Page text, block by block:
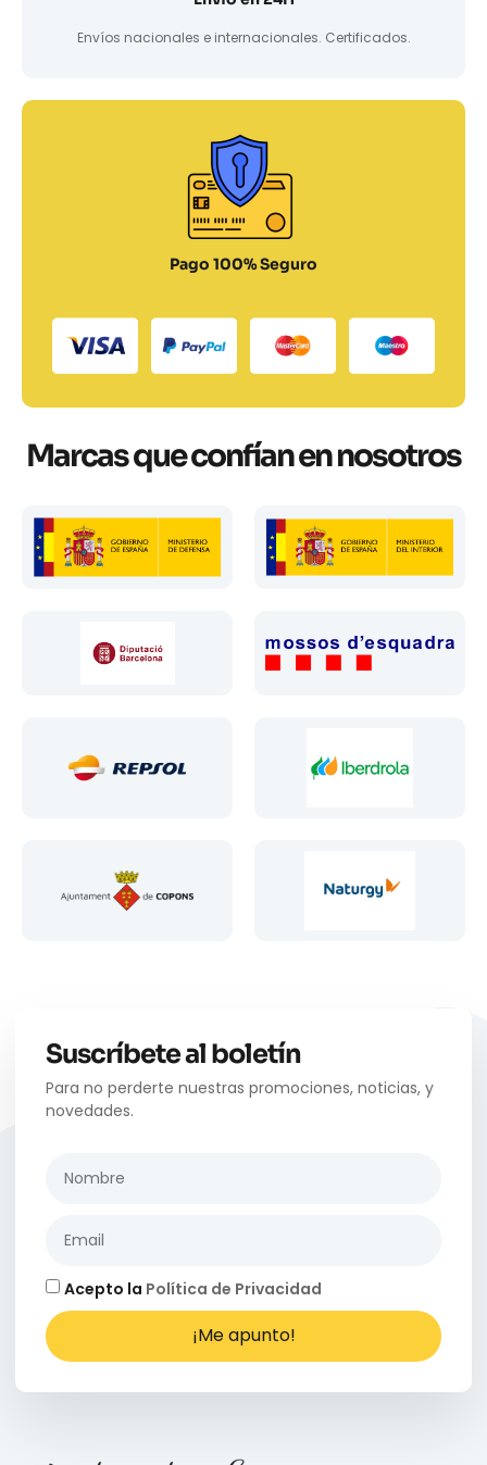
Envíos nacionales e internacionales. Certificados.
Pago 100% Seguro
Marcas que confían en nosotros
Suscríbete al boletín
Para no perderte nuestras promociones, noticias, y
novedades.
Acepto la Política de Privacidad
¡Me apunto!